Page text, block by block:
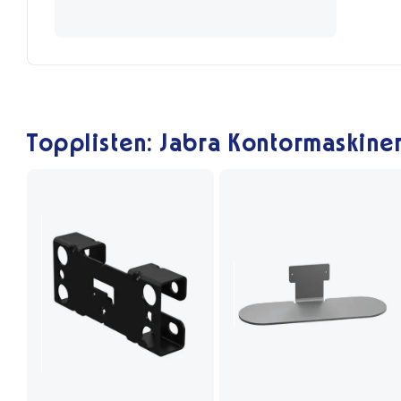
Topplisten: Jabra